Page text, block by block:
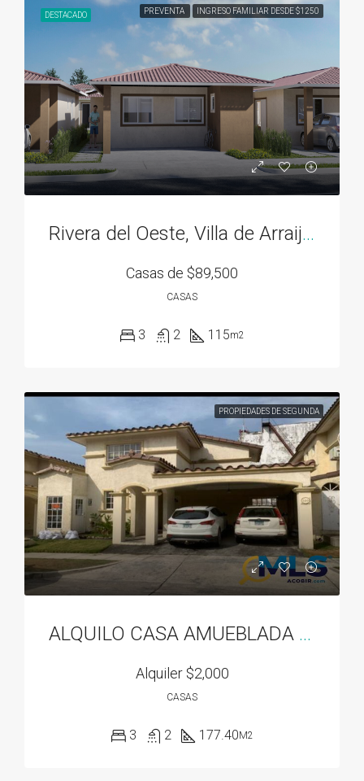
DESTACADO PREVENTA INGRESO FAMILIAR DESDE $1250
Rivera del Oeste, Villa de Arraiján
Casas de $89,500
CASAS
3 2 115m2
PROPIEDADES DE SEGUNDA
ALQUILO CASA AMUEBLADA EN DORADO SPRING
Alquiler$2,000
CASAS
3 2 177.40M2